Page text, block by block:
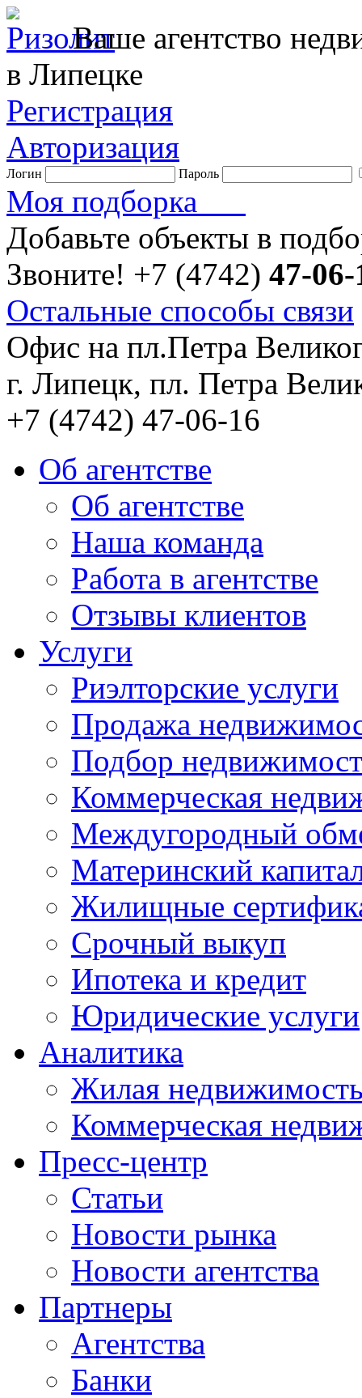
Ваше агентство
в Липецке
Регистрация
Авторизация
Логин Пароль
Моя подборка
Добавьте объекты в
Звоните! +7 (4742) 47-06-
Остальные способы связи
Офис на пл.Петра
г. Липецк, пл. Петра
+7 (4742) 47-06-16
Об агентстве
Об агентстве
Наша команда
Работа в агентстве
Отзывы клиентов
Услуги
Риэлторские услуги
Продажа
Подбор
Коммерческая
Междугородный
Материнский
Жилищные
Срочный выкуп
Ипотека и кредит
Юридические услуги
Аналитика
Жилая
Коммерческая
Пресс-центр
Статьи
Новости рынка
Новости агентства
Партнеры
Агентства
Банки